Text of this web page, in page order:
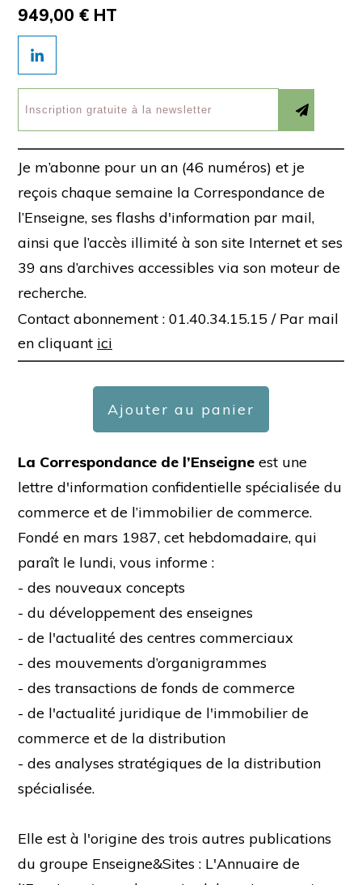
949,00 € HT
Je m’abonne pour un an (46 numéros) et je
reçois chaque semaine la Correspondance de
l’Enseigne, ses flashs d'information par mail,
ainsi que l’accès illimité à son site Internet et ses
39 ans d’archives accessibles via son moteur de
recherche.
Contact abonnement : 01.40.34.15.15 / Par mail
en cliquant ici
Ajouter au panier
La Correspondance de l’Enseigne est une
lettre d'information confidentielle spécialisée du
commerce et de l’immobilier de commerce.
Fondé en mars 1987, cet hebdomadaire, qui
paraît le lundi, vous informe :
- des nouveaux concepts
- du développement des enseignes
- de l'actualité des centres commerciaux
- des mouvements d’organigrammes
- des transactions de fonds de commerce
- de l'actualité juridique de l'immobilier de
commerce et de la distribution
- des analyses stratégiques de la distribution
spécialisée.
Elle est à l'origine des trois autres publications
du groupe Enseigne&Sites : L'Annuaire de